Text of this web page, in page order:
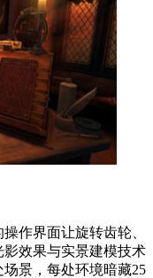
作界面让旋转齿轮、
效果与实景建模技术
景，每处环境暗藏25